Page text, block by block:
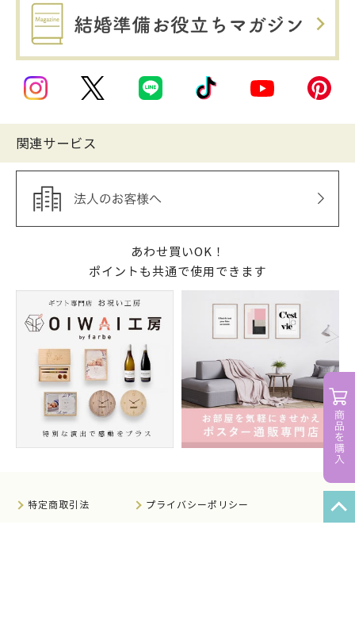
関連サービス
あわせ買いOK！
ポイントも共通で使用できます
特定商取引法 プライバシーポリシー